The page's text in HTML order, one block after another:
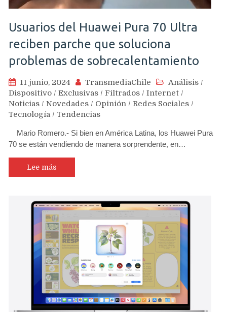
Usuarios del Huawei Pura 70 Ultra
reciben parche que soluciona
problemas de sobrecalentamiento
11 junio, 2024 TransmediaChile Análisis /
Dispositivo / Exclusivas / Filtrados / Internet /
Noticias / Novedades / Opinión / Redes Sociales /
Tecnología / Tendencias
Mario Romero.- Si bien en América Latina, los Huawei Pura
70 se están vendiendo de manera sorprendente, en…
Lee más